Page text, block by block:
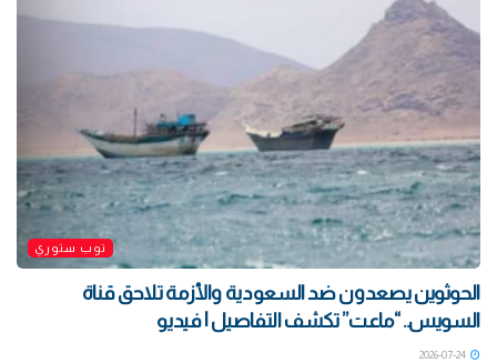
توب ستوري
الحوثوين يصعدون ضد السعودية والأزمة تلاحق قناة
السويس.. “ماعت” تكشف التفاصيل | فيديو